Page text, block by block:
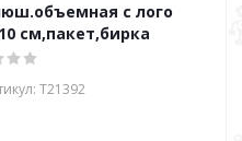
с лого
см,пакет,бирка
Т21392